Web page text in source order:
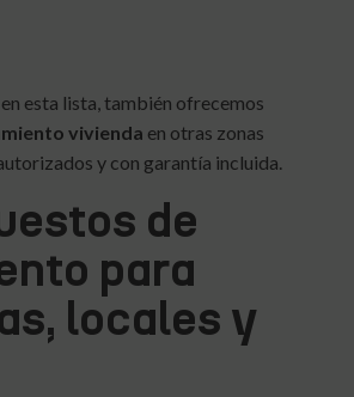
esta lista, también ofrecemos
vivienda en otras zonas
y con garantía incluida.
de
para
locales y